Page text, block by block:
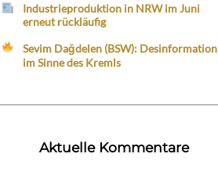
Industrieproduktion in NRW im Juni
erneut rückläufig
Sevim Dağdelen (BSW): Desinformation
im Sinne des Kremls
Aktuelle Kommentare